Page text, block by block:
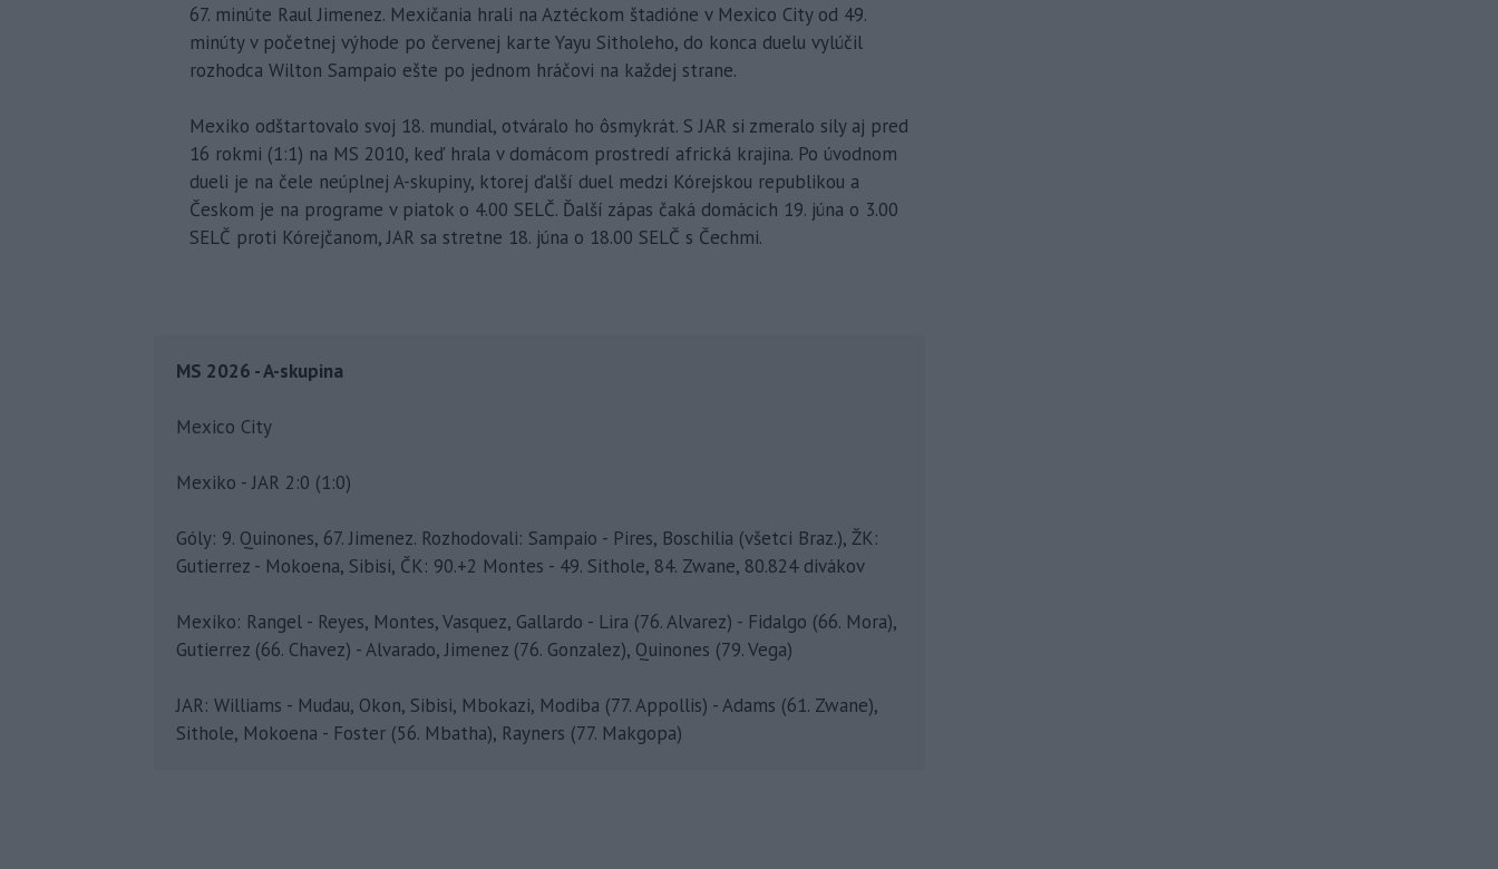
67. minúte Raul Jimenez. Mexičania hrali na Aztéckom štadióne v Mexico City od 49.
minúty v početnej výhode po červenej karte Yayu Sitholeho, do konca duelu vylúčil
rozhodca Wilton Sampaio ešte po jednom hráčovi na každej strane.
Mexiko odštartovalo svoj 18. mundial, otváralo ho ôsmykrát. S JAR si zmeralo sily aj pred
16 rokmi (1:1) na MS 2010, keď hrala v domácom prostredí africká krajina. Po úvodnom
dueli je na čele neúplnej A-skupiny, ktorej ďalší duel medzi Kórejskou republikou a
Českom je na programe v piatok o 4.00 SELČ. Ďalší zápas čaká domácich 19. júna o 3.00
SELČ proti Kórejčanom, JAR sa stretne 18. júna o 18.00 SELČ s Čechmi.
MS 2026 - A-skupina
Mexico City
Mexiko - JAR 2:0 (1:0)
Góly: 9. Quinones, 67. Jimenez. Rozhodovali: Sampaio - Pires, Boschilia (všetci Braz.), ŽK:
Gutierrez - Mokoena, Sibisi, ČK: 90.+2 Montes - 49. Sithole, 84. Zwane, 80.824 divákov
Mexiko: Rangel - Reyes, Montes, Vasquez, Gallardo - Lira (76. Alvarez) - Fidalgo (66. Mora),
Gutierrez (66. Chavez) - Alvarado, Jimenez (76. Gonzalez), Quinones (79. Vega)
JAR: Williams - Mudau, Okon, Sibisi, Mbokazi, Modiba (77. Appollis) - Adams (61. Zwane),
Sithole, Mokoena - Foster (56. Mbatha), Rayners (77. Makgopa)